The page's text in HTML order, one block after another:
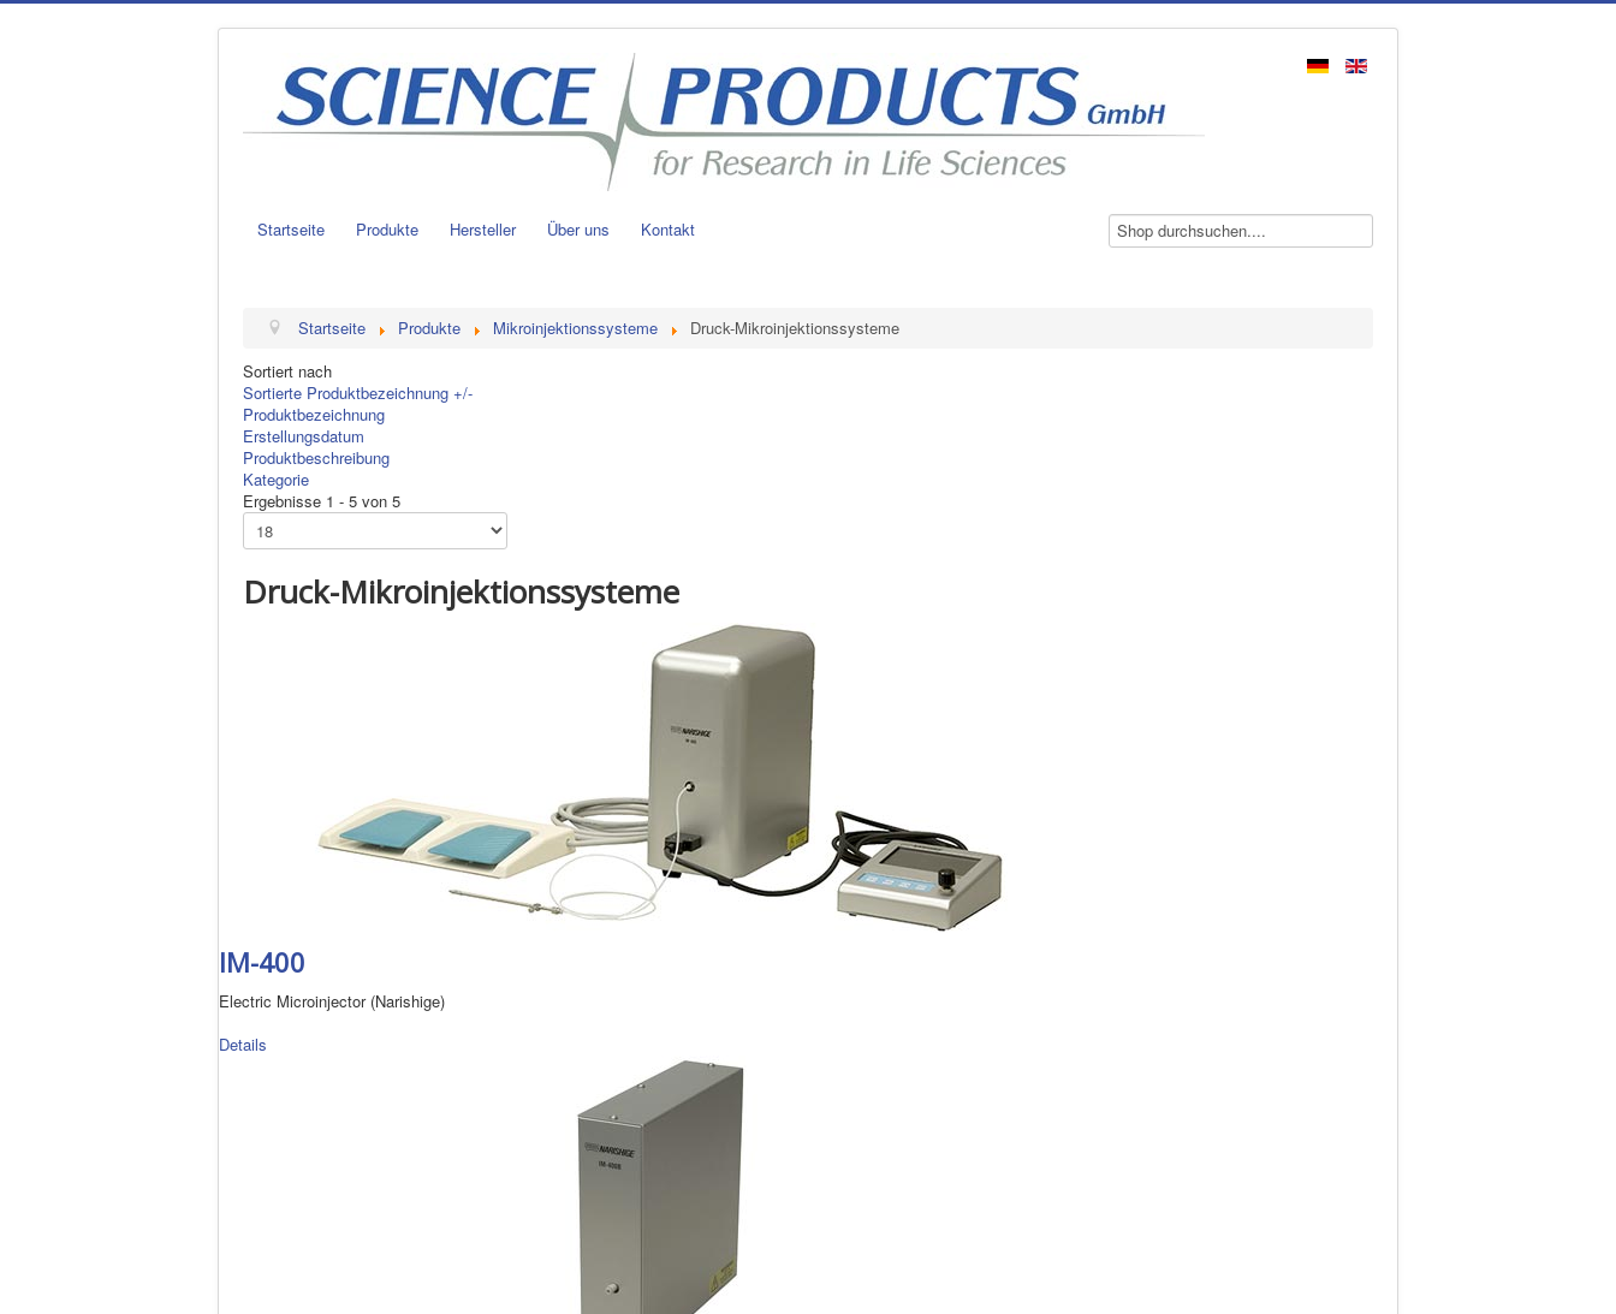
Startseite Produkte Hersteller Über uns Kontakt
Startseite Produkte Mikroinjektionssysteme
Druck-Mikroinjektionssysteme
Sortiert nach
Sortierte Produktbezeichnung +/-
Produktbezeichnung
Erstellungsdatum
Produktbeschreibung
Kategorie
Ergebnisse 1 - 5 von 5
Druck-Mikroinjektionssysteme
IM-400
Electric Microinjector (Narishige)
Details